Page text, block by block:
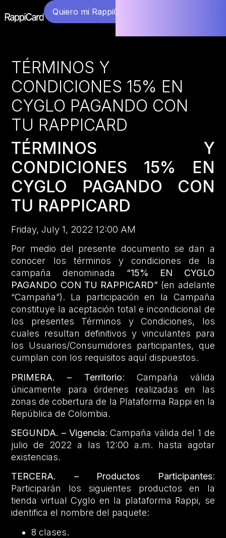
Quiero mi RappiCard
TÉRMINOS Y
CONDICIONES 15% EN
CYGLO PAGANDO CON
TU RAPPICARD
TÉRMINOS Y
CONDICIONES 15% EN
CYGLO PAGANDO CON
TU RAPPICARD
Friday, July 1, 2022 12:00 AM
Por medio del presente documento se dan a
conocer los términos y condiciones de la
campaña denominada “15% EN CYGLO
PAGANDO CON TU RAPPICARD” (en adelante
“Campaña”). La participación en la Campaña
constituye la aceptación total e incondicional de
los presentes Términos y Condiciones, los
cuales resultan definitivos y vinculantes para
los Usuarios/Consumidores participantes, que
cumplan con los requisitos aquí dispuestos.
PRIMERA. – Territorio: Campaña válida
únicamente para órdenes realizadas en las
zonas de cobertura de la Plataforma Rappi en la
República de Colombia.
SEGUNDA. – Vigencia: Campaña válida del 1 de
julio de 2022 a las 12:00 a.m. hasta agotar
existencias.
TERCERA. – Productos Participantes:
Participarán los siguientes productos en la
tienda virtual Cyglo en la plataforma Rappi, se
identifica el nombre del paquete:
8 clases.